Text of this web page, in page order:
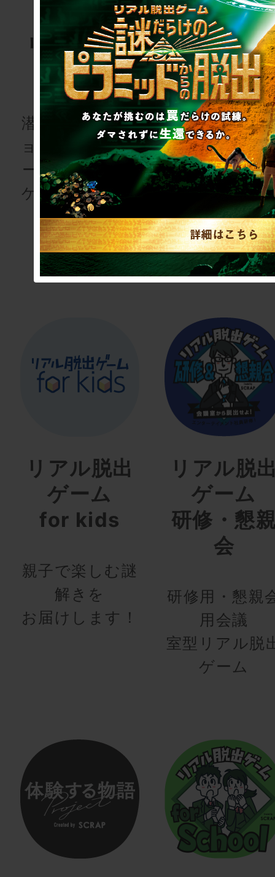
リアル潜入
ゲーム
潜入してミッシ
ョンをコンプリ
ートする体験型
ゲーム・イベン
ト
謎検
謎解き能
検定
あなたの謎解
力を客観的に
るための検定
リアル脱出
ゲーム
for kids
親子で楽しむ謎
解きを
お届けします！
リアル脱
ゲーム
研修・懇
会
研修用・懇親
用会議
室型リアル脱
ゲーム